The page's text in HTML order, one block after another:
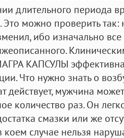
длительного периода
Это можно проверить так:
ибо изначально
КАПСУЛЫ
Что нужно знать о
действует, мужчина
количество раз. Он
смазки или же
случае нельзя